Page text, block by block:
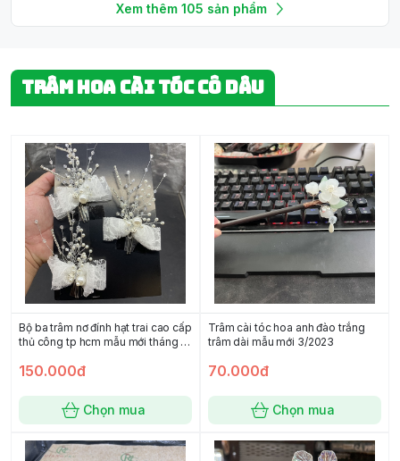
Xem thêm 105 sản phẩm
TRÂM HOA CÀI TÓC CÔ DÂU
Bộ ba trâm nơ đính hạt trai cao cấp
thủ công tp hcm mẫu mới tháng 1-
150.000đ
Chọn mua
Trâm cài tóc hoa anh đào trắng
trâm dài mẫu mới 3/2023
70.000đ
Chọn mua